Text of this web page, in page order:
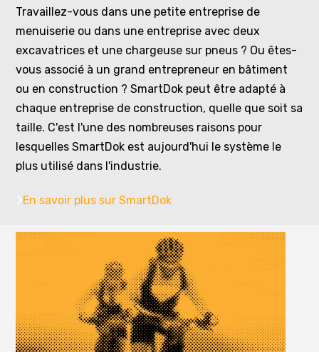
Travaillez-vous dans une petite entreprise de
menuiserie ou dans une entreprise avec deux
excavatrices et une chargeuse sur pneus ? Ou êtes-
vous associé à un grand entrepreneur en bâtiment
ou en construction ? SmartDok peut être adapté à
chaque entreprise de construction, quelle que soit sa
taille. C'est l'une des nombreuses raisons pour
lesquelles SmartDok est aujourd'hui le système le
plus utilisé dans l'industrie.
En savoir plus sur SmartDok